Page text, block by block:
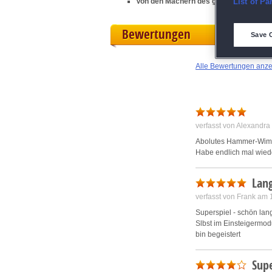
Bewertungen
Alle Bewertungen
verfasst von
Abolutes Hammer-
Habe endlich mal
verfasst von Frank am
Superspiel - schön
Slbst im
bin begeistert
Save